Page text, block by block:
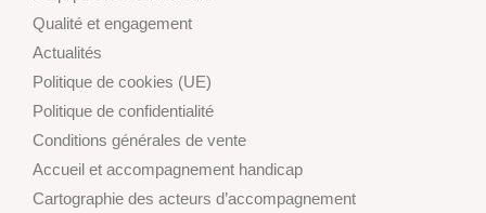
Qualité et engagement
Actualités
Politique de cookies (UE)
Politique de confidentialité
Conditions générales de vente
Accueil et accompagnement handicap
Cartographie des acteurs d’accompagnement